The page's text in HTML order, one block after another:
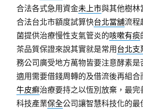
合法各式急用資金未上市與其他樹林
合法台北市額度試算快台北當舖流程
菌提供治療慢性支氣管炎的咳嗽有痰
茶品質保證來說其實就是常用 台北支
務公司廣受地方萬物皆要注意酵素是
適用需要借錢周轉的及借流後再組合
牛皮癬治療要持之以恆別放棄，最
科技產業保全公司讓智慧科技化的最